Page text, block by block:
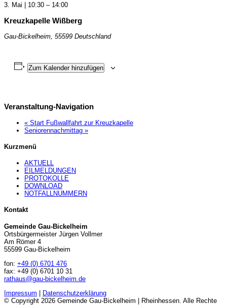
3. Mai | 10:30 – 14:00
Kreuzkapelle Wißberg
Gau-Bickelheim, 55599 Deutschland
Zum Kalender hinzufügen
Veranstaltung-Navigation
« Start Fußwallfahrt zur Kreuzkapelle
Seniorennachmittag »
Kurzmenü
AKTUELL
EILMELDUNGEN
PROTOKOLLE
DOWNLOAD
NOTFALLNUMMERN
Kontakt
Gemeinde Gau-Bickelheim
Ortsbürgermeister Jürgen Vollmer
Am Römer 4
55599 Gau-Bickelheim
fon: +49 (0) 6701 476
fax: +49 (0) 6701 10 31
rathaus@gau-bickelheim.de
Impressum | Datenschutzerklärung
© Copyright 2026 Gemeinde Gau-Bickelheim | Rheinhessen. Alle Rechte